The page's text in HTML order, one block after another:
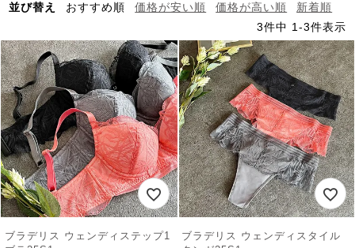
並び替え おすすめ順 価格が安い順 価格が高い順
新着順
3件中 1 -3件表示
ブラデリス ウェンディステップ1
ブラデリス ウェンディスタイル